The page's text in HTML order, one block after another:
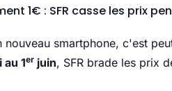
1€ : SFR casse les prix
smartphone, c'est
au 1er juin, SFR brade les prix